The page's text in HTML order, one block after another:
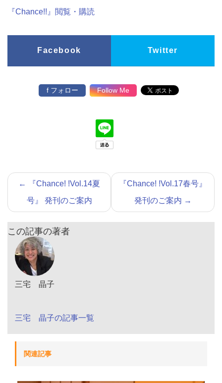
『Chance!!』閲覧・購読
Facebook Twitter
f フォロー Follow Me
←
『Chance! !Vol.14夏
号』 発刊のご案内
『Chance! !Vol.17春号』
発刊のご案内 →
この記事の著者
三宅 晶子
三宅 晶子の記事一覧
関連記事